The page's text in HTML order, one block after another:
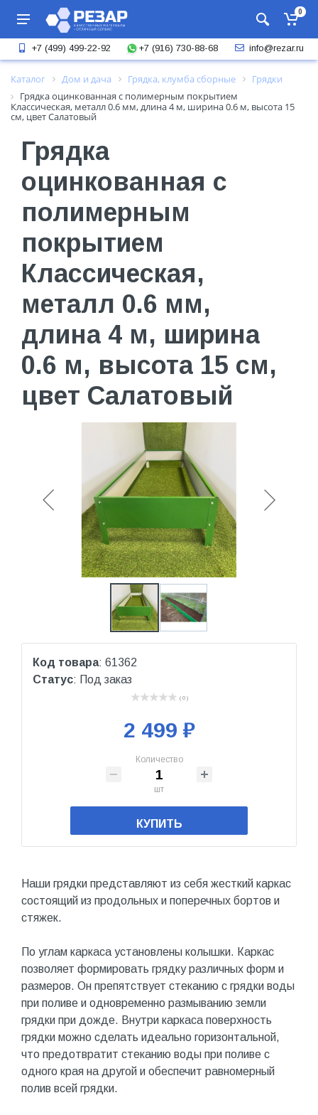
0
+7 (499) 499-22-92 +7 (916) 730-88-68 info@rezar.ru
Каталог Дом и дача Грядка, клумба сборные
Грядки
Грядка оцинкованная с полимерным покрытием
Классическая, металл 0.6 мм, длина 4 м, ширина 0.6 м, высота 15
см, цвет Салатовый
Грядка
оцинкованная с
полимерным
покрытием
Классическая,
металл 0.6 мм,
длина 4 м, ширина
0.6 м, высота 15 см,
цвет Салатовый
Код товара: 61362
Статус: Под заказ
( 0 )
2 499 ₽
Количество
шт
КУПИТЬ
Наши грядки представляют из себя жесткий каркас
состоящий из продольных и поперечных бортов и
стяжек.
По углам каркаса установлены колышки. Каркас
позволяет формировать грядку различных форм и
размеров. Он препятствует стеканию с грядки воды
при поливе и одновременно размыванию земли
грядки при дожде. Внутри каркаса поверхность
грядки можно сделать идеально горизонтальной,
что предотвратит стеканию воды при поливе с
одного края на другой и обеспечит равномерный
полив всей грядки.